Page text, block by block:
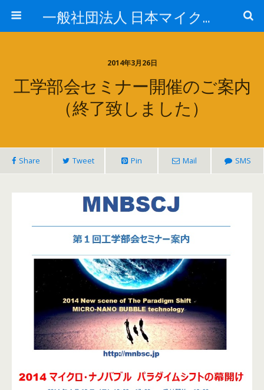
一般社団法人 日本マイクロ・ナノバブル学会
2014年3月26日
工学部会セミナー開催のご案内
（終了致しました）
Share Tweet Pin Mail SMS